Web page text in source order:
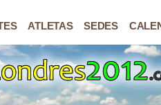
ATLETAS SEDES